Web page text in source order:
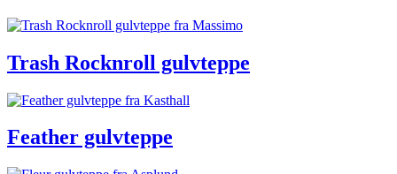
Trash Rocknroll gulvteppe
Feather gulvteppe